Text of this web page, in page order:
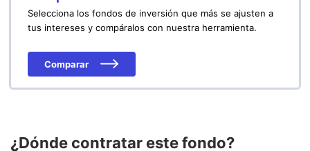
Selecciona los fondos de inversión que más se ajusten a
tus intereses y compáralos con nuestra herramienta.
Comparar
¿Dónde contratar este fondo?